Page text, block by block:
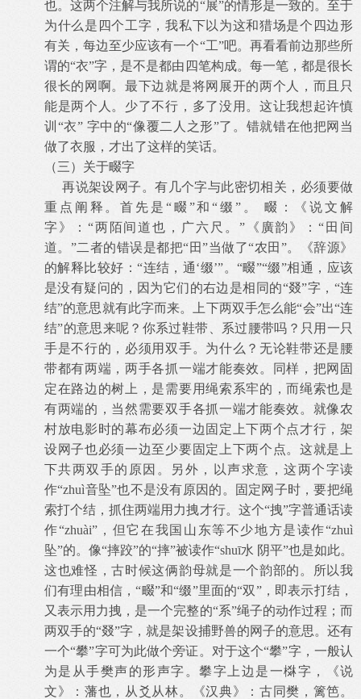
也。这两个注解与我所说的“展”的情形是一致的。至于
为什么是四个工字，我私下以为这和猎场是个四边形
有关，每边至少应该有一个“工”吧。再看看前边那些所
谓的“衣”字，是不是都由四笔构成。每一笔，都是很长
很长的网啊。最下边就是将网展开的两个人，而且只
能是两个人。少了不行，多了没用。这让我想起许慎
训“衣” 字中的“像覆二人之形”了。错就错在他把网当
做了衣服，才出了这样的笑话。
（三）关于畷字
再说架设网子。有几个字与此密切相关，必须要做
重点阐释。首先是“畷”和“缀”。 畷：《说文解
字》：“两陌间道也，广六尺。”《廣韵》：“田间
道。”二者的错误是都把“田”当做了“农田”。《辞源》
的解释比较好：“连结，通‘缀’”。“畷”“缀”相通，应该
是没有疑问的，因为它们的右边是相同的“叕”字，“连
结”的意思就有此字而来。上下两双手怎么能“会”出“连
结”的意思来呢？你系过鞋带、系过腰带吗？只用一只
手是不行的，必须用双手。为什么？无论鞋带还是腰
带都有两端，两手各抓一端才能奏效。同样，把网固
定在路边的树上，是需要用绳索系牢的，而绳索也是
有两端的，当然需要双手各抓一端才能奏效。就像农
村放电影时的幕布必须一边固定上下两个点才行，架
设网子也必须一边至少要固定上下两个点。这就是上
下共两双手的原因。另外，以声求意，这两个字读
作“zhuì音坠”也不是没有原因的。固定网子时，要把绳
索打个结，抓住两端用力拽才行。这个“拽”字普通话读
作“zhuài”，但它在我国山东等不少地方是读作“zhuì
坠”的。像“摔跤”的“摔”被读作“shuī水 阴平”也是如此。
这也难怪，古时候这俩韵母就是一个韵部的。所以我
们有理由相信，“畷”和“缀”里面的“双”，即表示打结，
又表示用力拽，是一个完整的“系”绳子的动作过程；而
两双手的“叕”字，就是架设捕野兽的网子的意思。还有
一个“攀”字可为此做个旁证。对于这个“攀”字，一般认
为是从手樊声的形声字。攀字上边是一棥字，《说
文》：藩也，从爻从林。《汉典》：古同樊，篱笆。